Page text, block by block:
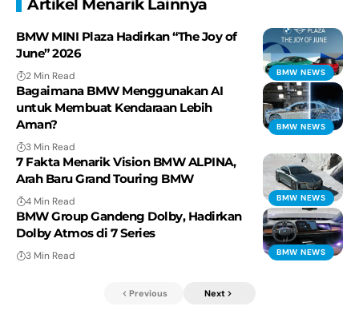
Artikel Menarik Lainnya
BMW NEWS
BMW MINI Plaza Hadirkan “The Joy of
June” 2026
2 Min Read
BMW NEWS
Bagaimana BMW Menggunakan AI
untuk Membuat Kendaraan Lebih
Aman?
3 Min Read
BMW NEWS
7 Fakta Menarik Vision BMW ALPINA,
Arah Baru Grand Touring BMW
4 Min Read
BMW NEWS
BMW Group Gandeng Dolby, Hadirkan
Dolby Atmos di 7 Series
3 Min Read
Previous Next